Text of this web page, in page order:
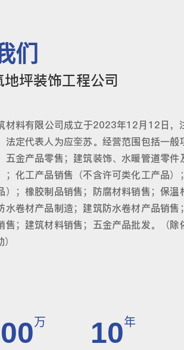
们
坪装饰工程公司
材料有限公司成立于2023年12月12日，
法定代表人为应奎苏。经营范围包括一
五金产品零售；建筑装饰、水暖管道零
；化工产品销售（不含许可类化工产品
）；橡胶制品销售；防腐材料销售；保
水卷材产品制造；建筑防水卷材产品销
售；建筑材料销售；五金产品批发。（
万 10年